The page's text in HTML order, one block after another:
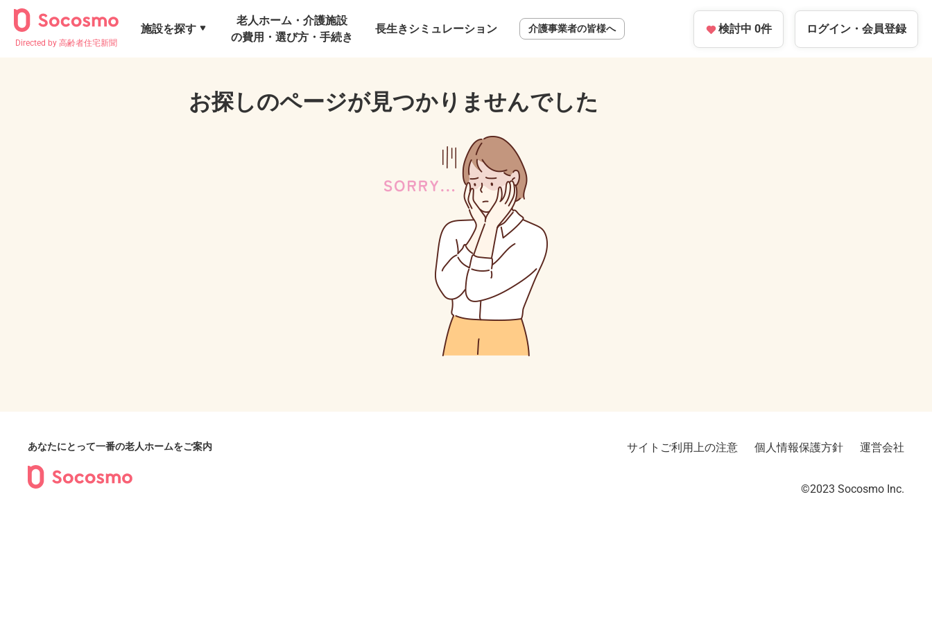
Directed by 高齢者住宅新聞
施設を探す
老人ホーム・介護施設
の費用・選び方・手続き
長生きシミュレーション 介護事業者の皆様へ 検討中 0件 ログイン・ 会員登録
お探しのページが見つかりませんでした
あなたにとって一番の老人ホームをご案内 サイトご利用上の注意 個人情報保護方針 運営会社
©2023︎ Socosmo Inc.